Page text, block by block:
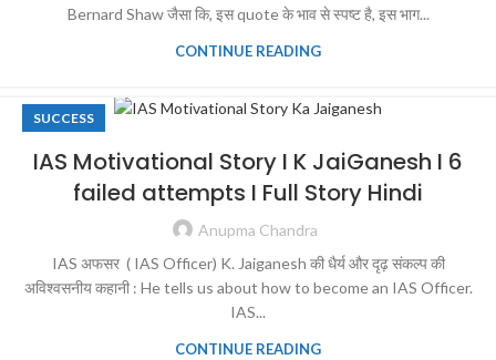
Bernard Shaw जैसा कि, इस quote के भाव से स्पष्ट है, इस भाग...
CONTINUE READING
SUCCESS
IAS Motivational Story I K JaiGanesh I 6
failed attempts I Full Story Hindi
Anupma Chandra
IAS अफसर ( IAS Officer) K. Jaiganesh की धैर्य और दृढ़ संकल्प की
अविश्वसनीय कहानी : He tells us about how to become an IAS Officer.
IAS...
CONTINUE READING